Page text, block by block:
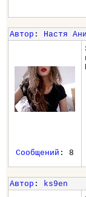
Автор : Настя
Сообщений : 8
Автор : ks9en